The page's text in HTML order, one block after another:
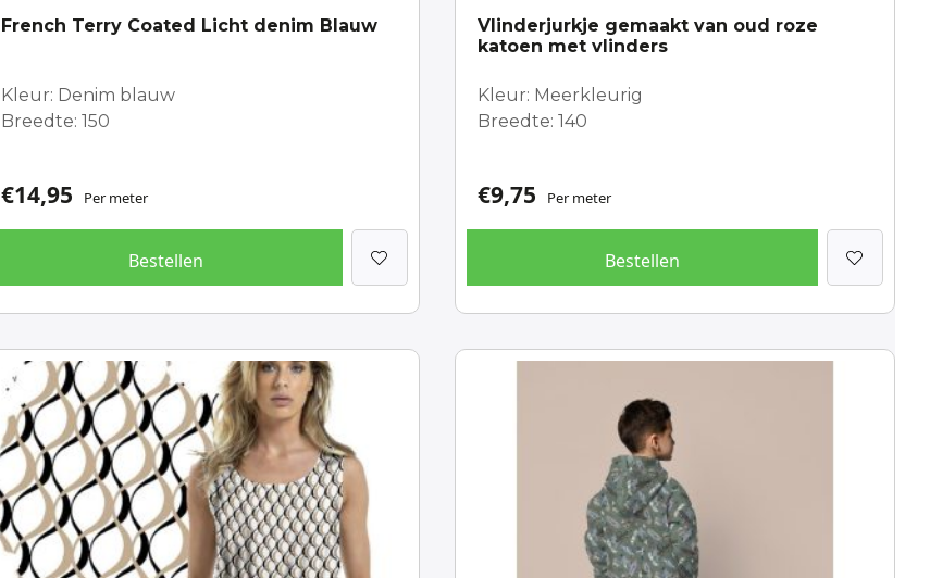
French Terry Coated Licht denim Blauw
Kleur: Denim blauw
Breedte: 150
€14,95 Per meter
Bestellen
Vlinderjurkje gemaakt van oud roze
katoen met vlinders
Kleur: Meerkleurig
Breedte: 140
€9,75 Per meter
Bestellen